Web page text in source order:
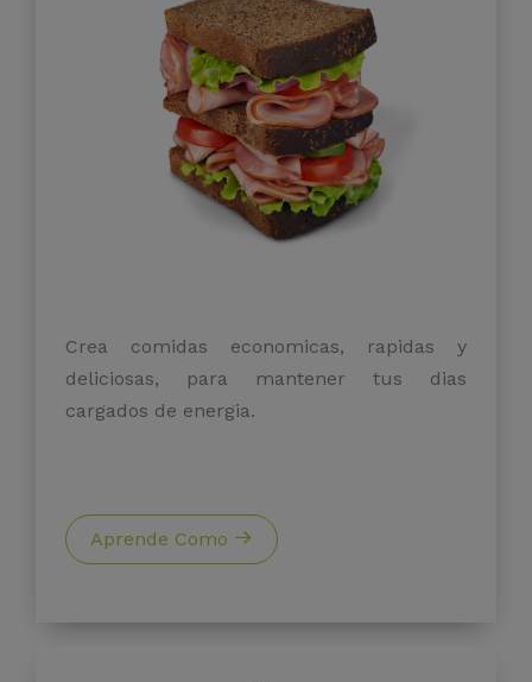
Crea comidas economicas, rapidas y
deliciosas, para mantener tus dias
cargados de energia.
Aprende Como